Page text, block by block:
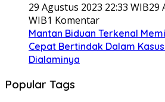
29 Agustus 2023 22:33 WIB29
WIB1 Komentar
Mantan Biduan Terkenal
Cepat Bertindak Dalam
Dialaminya
Popular Tags